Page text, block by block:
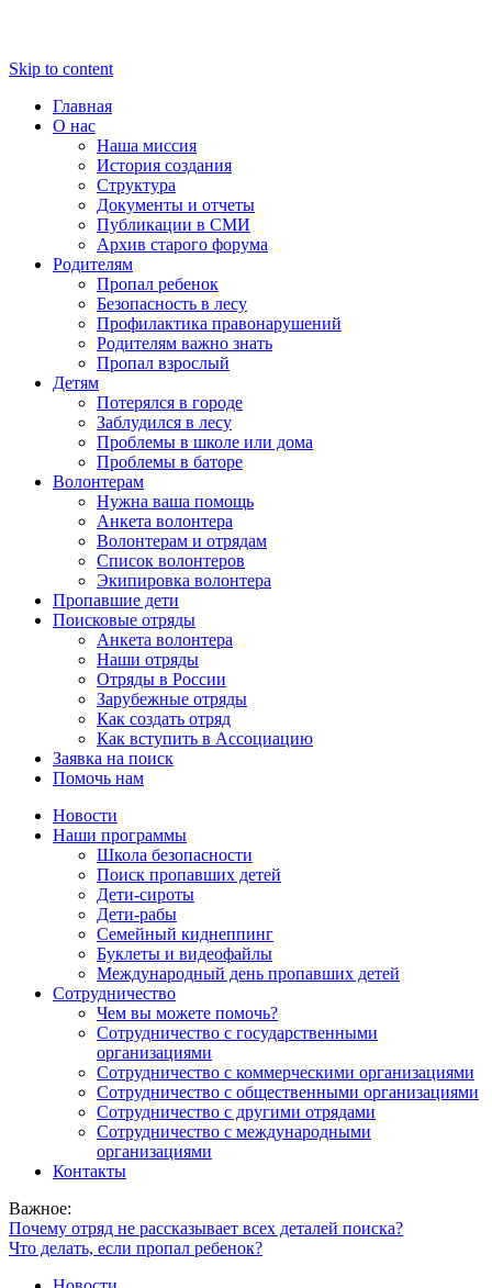
Skip to content
Главная
О нас
Наша миссия
История создания
Структура
Документы и отчеты
Публикации в СМИ
Архив старого форума
Родителям
Пропал ребенок
Безопасность в лесу
Профилактика правонарушений
Родителям важно знать
Пропал взрослый
Детям
Потерялся в городе
Заблудился в лесу
Проблемы в школе или дома
Проблемы в баторе
Волонтерам
Нужна ваша помощь
Анкета волонтера
Волонтерам и отрядам
Список волонтеров
Экипировка волонтера
Пропавшие дети
Поисковые отряды
Анкета волонтера
Наши отряды
Отряды в России
Зарубежные отряды
Как создать отряд
Как вступить в Ассоциацию
Заявка на поиск
Помочь нам
Новости
Наши программы
Школа безопасности
Поиск пропавших детей
Дети-сироты
Дети-рабы
Семейный киднеппинг
Буклеты и видеофайлы
Международный день пропавших детей
Сотрудничество
Чем вы можете помочь?
Сотрудничество с государственными
организациями
Сотрудничество с коммерческими организациями
Сотрудничество с общественными организациями
Сотрудничество с другими отрядами
Сотрудничество с международными
организациями
Контакты
Важное:
Почему отряд не рассказывает всех деталей поиска?
Что делать, если пропал ребенок?